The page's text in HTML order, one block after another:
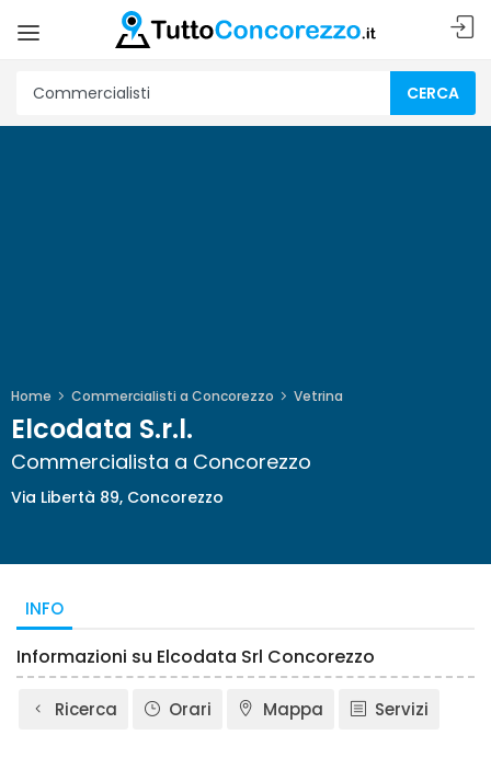
CERCA
Home Commercialisti a Concorezzo Vetrina
Elcodata S.r.l.
Commercialista a Concorezzo
Via Libertà 89, Concorezzo
INFO
Informazioni su Elcodata Srl Concorezzo
Ricerca Orari Mappa Servizi